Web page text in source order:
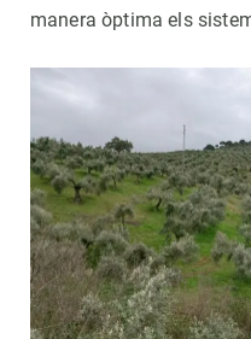
manera òptima els